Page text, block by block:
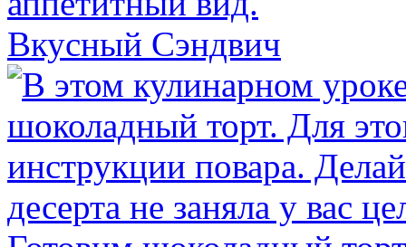
Вкусный Сэндвич